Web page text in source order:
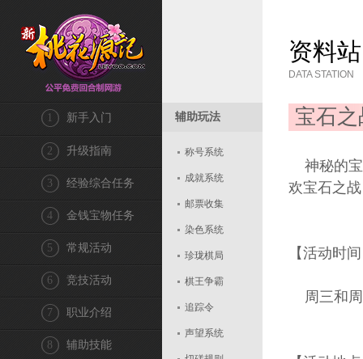
新手入门
1
升级指南
2
经验综合任务
3
金钱宝物任务
4
常规活动
5
竞技活动
6
职业介绍
7
辅助技能
8
辅助玩法
称号系统
成就系统
邮票收集
染色系统
珍珑棋局
棋王争霸
追踪令
声望系统
资料站
DATA STATION
宝石之
神秘的宝
欢宝石之
【活动时
周三和周